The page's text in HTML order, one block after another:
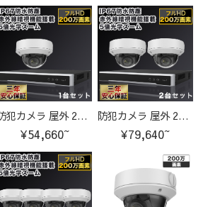
防犯カメラ 屋外 200万画素 光学レンズ搭載 IP67防塵防水 IPカメラ 1台セット
¥54,660~
防犯カメラ 屋外 200万画素 光学レンズ搭載 IP67防塵防水 IPカメラ 2台セット
¥79,640~